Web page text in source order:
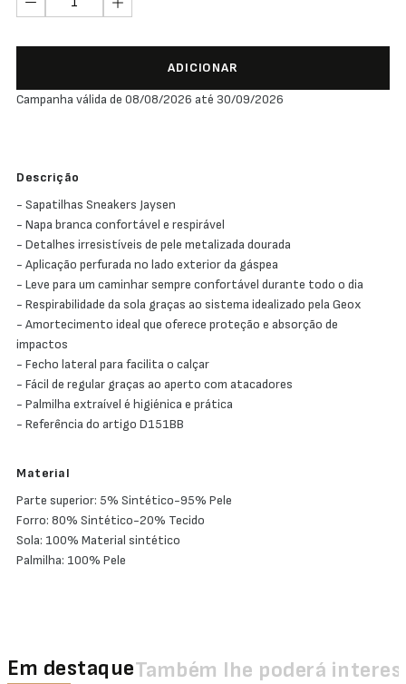
ADICIONAR
Campanha válida de 08/08/2026 até 30/09/2026
Descrição
- Sapatilhas Sneakers Jaysen
- Napa branca confortável e respirável
- Detalhes irresistíveis de pele metalizada dourada
- Aplicação perfurada no lado exterior da gáspea
- Leve para um caminhar sempre confortável durante todo o dia
- Respirabilidade da sola graças ao sistema idealizado pela Geox
- Amortecimento ideal que oferece proteção e absorção de
impactos
- Fecho lateral para facilita o calçar
- Fácil de regular graças ao aperto com atacadores
- Palmilha extraível é higiénica e prática
- Referência do artigo D151BB
Material
Parte superior: 5% Sintético-95% Pele
Forro: 80% Sintético-20% Tecido
Sola: 100% Material sintético
Palmilha: 100% Pele
Em destaqueTambém lhe poderá